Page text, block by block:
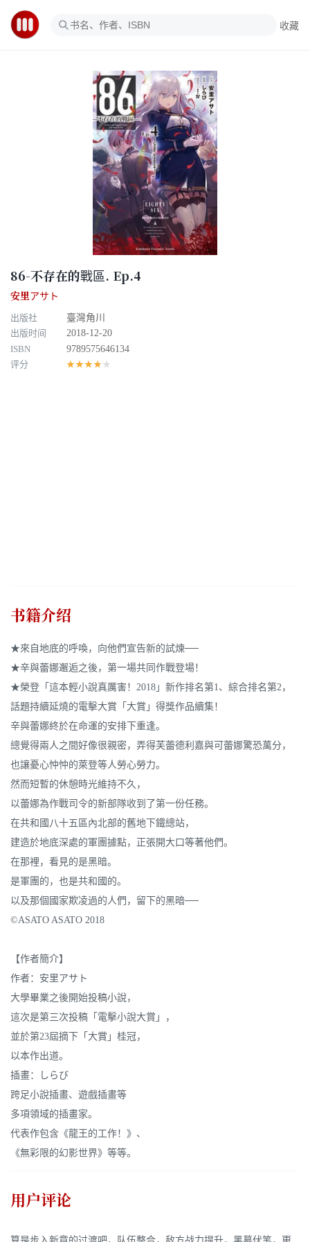
收藏
86-不存在的戰區. Ep.4
安里アサト
出版社
臺灣角川
出版时间
2018-12-20
ISBN
9789575646134
评分
★★★★★
书籍介绍
★來自地底的呼喚，向他們宣告新的試煉──
★辛與蕾娜邂逅之後，第一場共同作戰登場！
★榮登「這本輕小說真厲害！2018」新作排名第1、綜合排名第2，
話題持續延燒的電擊大賞「大賞」得獎作品續集！
辛與蕾娜終於在命運的安排下重逢。
總覺得兩人之間好像很親密，弄得芙蕾德利嘉與可蕾娜驚恐萬分，
也讓憂心忡忡的萊登等人勞心勞力。
然而短暫的休憩時光維持不久，
以蕾娜為作戰司令的新部隊收到了第一份任務。
在共和國八十五區內北部的舊地下鐵總站，
建造於地底深處的軍團據點，正張開大口等著他們。
在那裡，看見的是黑暗。
是軍團的，也是共和國的。
以及那個國家欺凌過的人們，留下的黑暗──
©ASATO ASATO 2018
【作者簡介】
作者：安里アサト
大學畢業之後開始投稿小說，
這次是第三次投稿「電擊小說大賞」，
並於第23屆摘下「大賞」桂冠，
以本作出道。
插畫：しらび
跨足小說插畫、遊戲插畫等
多項領域的插畫家。
代表作包含《龍王的工作！》、
《無彩限的幻影世界》等等。
用户评论